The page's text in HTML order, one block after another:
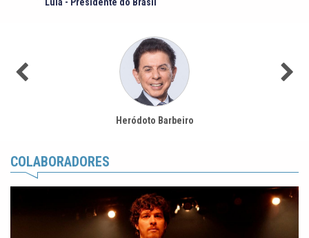
Heródoto Barbeiro
COLABORADORES